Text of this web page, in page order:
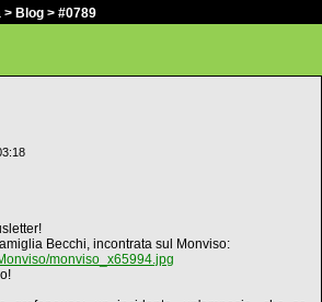
> Blog > #0789
Becchi, incontrata sul Monviso:
monviso_x65994.jpg